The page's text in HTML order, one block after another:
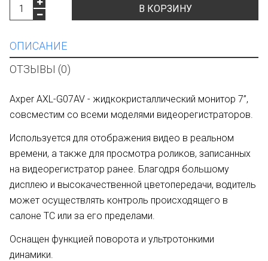
В КОРЗИНУ
ОПИСАНИЕ
ОТЗЫВЫ (0)
Axper AXL-G07AV - жидкокристаллический монитор 7”,
совсместим со всеми моделями видеорегистраторов.
Используется для отображения видео в реальном
времени, а также для просмотра роликов, записанных
на видеорегистратор ранее. Благодря большому
дисплею и высокачественной цветопередачи, водитель
может осуществлять контроль происходящего в
салоне ТС или за его пределами.
Оснащен функцией поворота и ультротонкими
динамики.